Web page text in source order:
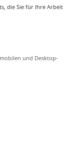
die Sie für Ihre Arbeit
und Desktop-